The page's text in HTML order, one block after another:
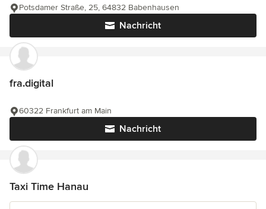
Nachricht
Potsdamer Straße, 25, 64832 Babenhausen
fra.digital
Nachricht
60322 Frankfurt am Main
Taxi Time Hanau